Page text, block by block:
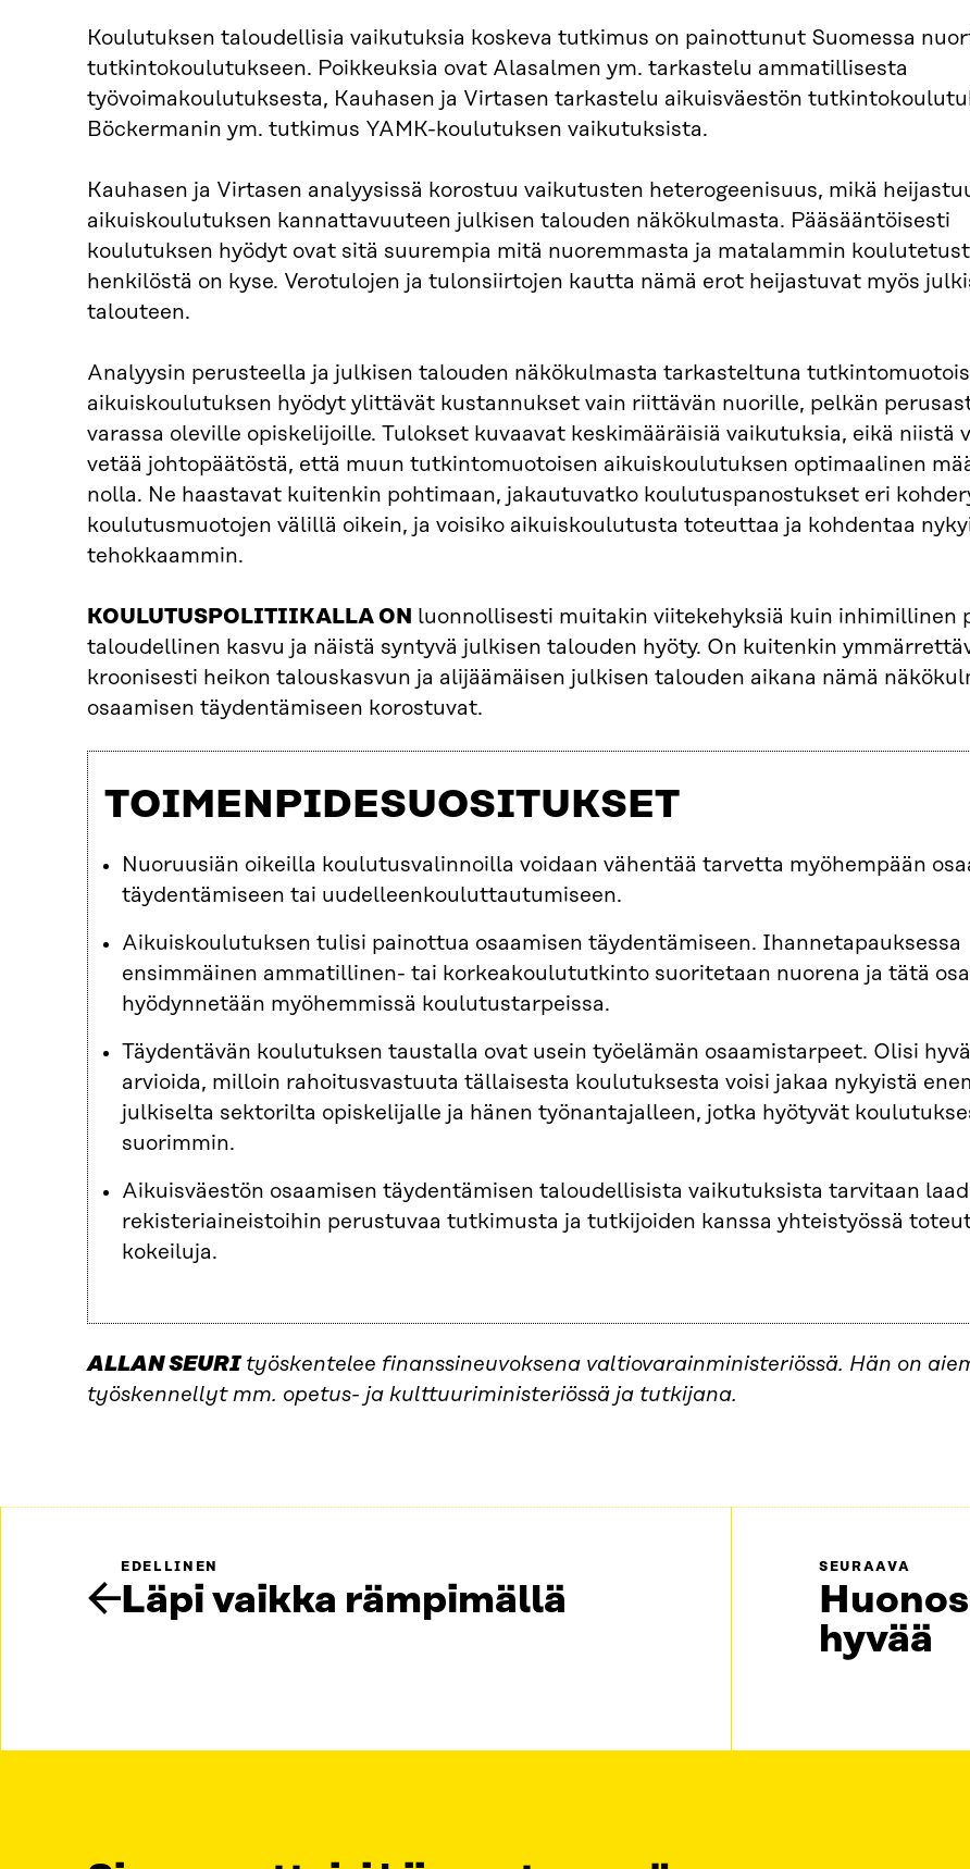
Koulutuksen taloudellisia vaikutuksia koskeva tutkimus on painottunut Suomessa
tutkintokoulutukseen. Poikkeuksia ovat Alasalmen ym. tarkastelu ammatillisesta
työvoimakoulutuksesta, Kauhasen ja Virtasen tarkastelu aikuisväestön
Böckermanin ym. tutkimus YAMK-koulutuksen vaikutuksista.
Kauhasen ja Virtasen analyysissä korostuu vaikutusten heterogeenisuus, mikä
aikuiskoulutuksen kannattavuuteen julkisen talouden näkökulmasta. Pääsääntöisesti
koulutuksen hyödyt ovat sitä suurempia mitä nuoremmasta ja matalammin
henkilöstä on kyse. Verotulojen ja tulonsiirtojen kautta nämä erot heijastuvat myös
talouteen.
Analyysin perusteella ja julkisen talouden näkökulmasta tarkasteltuna
aikuiskoulutuksen hyödyt ylittävät kustannukset vain riittävän nuorille, pelkän
varassa oleville opiskelijoille. Tulokset kuvaavat keskimääräisiä vaikutuksia, eikä niistä
vetää johtopäätöstä, että muun tutkintomuotoisen aikuiskoulutuksen optimaalinen
nolla. Ne haastavat kuitenkin pohtimaan, jakautuvatko koulutuspanostukset eri
koulutusmuotojen välillä oikein, ja voisiko aikuiskoulutusta toteuttaa ja kohdentaa
tehokkaammin.
KOULUTUSPOLITIIKALLA ON luonnollisesti muitakin viitekehyksiä kuin inhimillinen
taloudellinen kasvu ja näistä syntyvä julkisen talouden hyöty. On kuitenkin
kroonisesti heikon talouskasvun ja alijäämäisen julkisen talouden aikana nämä
osaamisen täydentämiseen korostuvat.
TOIMENPIDESUOSITUKSET
Nuoruusiän oikeilla koulutusvalinnoilla voidaan vähentää tarvetta myöhempään
täydentämiseen tai uudelleenkouluttautumiseen.
Aikuiskoulutuksen tulisi painottua osaamisen täydentämiseen. Ihannetapauksessa
ensimmäinen ammatillinen- tai korkeakoulututkinto suoritetaan nuorena ja tätä
hyödynnetään myöhemmissä koulutustarpeissa.
Täydentävän koulutuksen taustalla ovat usein työelämän osaamistarpeet. Olisi hyvä
arvioida, milloin rahoitusvastuuta tällaisesta koulutuksesta voisi jakaa nykyistä
julkiselta sektorilta opiskelijalle ja hänen työnantajalleen, jotka hyötyvät
suorimmin.
Aikuisväestön osaamisen täydentämisen taloudellisista vaikutuksista tarvitaan
rekisteriaineistoihin perustuvaa tutkimusta ja tutkijoiden kanssa yhteistyössä
kokeiluja.
ALLAN SEURItyöskentelee finanssineuvoksena valtiovarainministeriössä. Hän on
työskennellyt mm. opetus- ja kulttuuriministeriössä ja tutkijana.
EDELLINEN
Läpi vaikka rämpimällä
SEURAAVA
hyvää